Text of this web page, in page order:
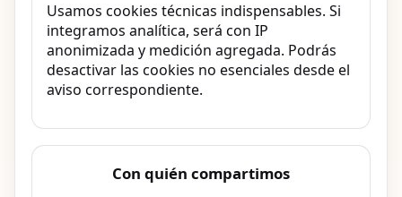
Usamos cookies técnicas indispensables. Si
integramos analítica, será con IP
anonimizada y medición agregada. Podrás
desactivar las cookies no esenciales desde el
aviso correspondiente.
Con quién compartimos